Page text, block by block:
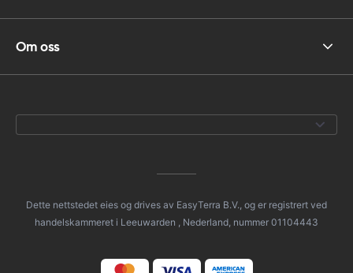
Om oss
Dette nettstedet eies og drives av EasyTerra B.V., og er registrert ved
handelskammeret i Leeuwarden , Nederland, nummer 01104443